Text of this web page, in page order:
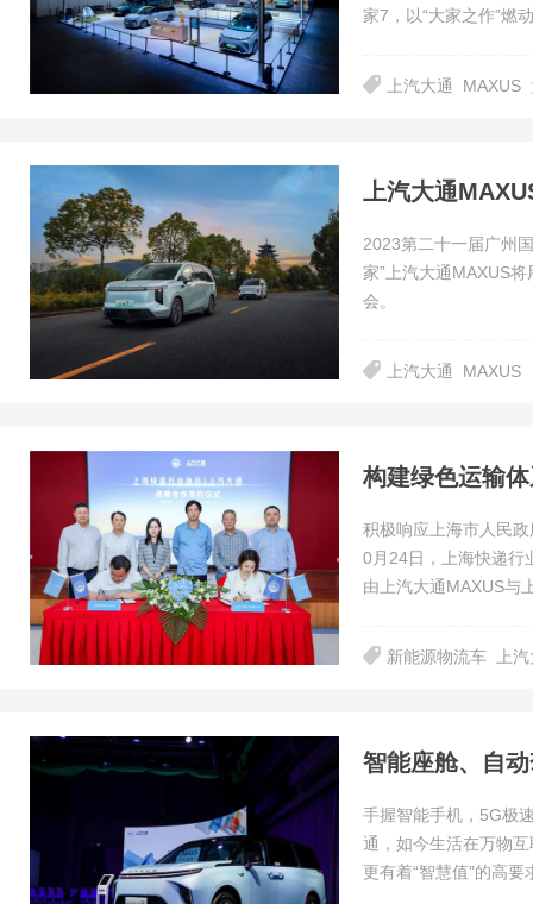
家7，以“大家之作”燃
上汽大通 MAXUS
2023第二十一届广州
家”上汽大通MAXUS
会。
上汽大通 MAXUS
积极响应上海市人民
0月24日，上海快递行
由上汽大通MAXUS与
新能源物流车 上
手握智能手机，5G极
通，如今生活在万物
更有着“智慧值”的高